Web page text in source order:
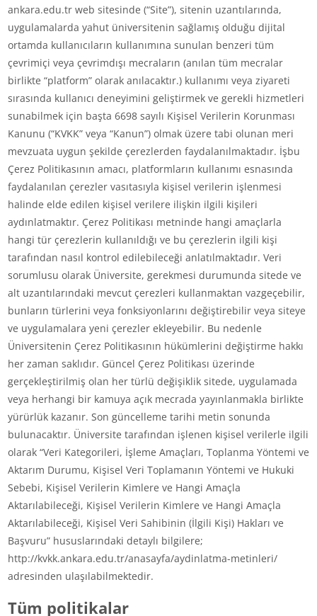
ankara.edu.tr web sitesinde (“Site”), sitenin uzantılarında,
uygulamalarda yahut üniversitenin sağlamış olduğu dijital
ortamda kullanıcıların kullanımına sunulan benzeri tüm
çevrimiçi veya çevrimdışı mecraların (anılan tüm mecralar
birlikte “platform” olarak anılacaktır.) kullanımı veya ziyareti
sırasında kullanıcı deneyimini geliştirmek ve gerekli hizmetleri
sunabilmek için başta 6698 sayılı Kişisel Verilerin Korunması
Kanunu (“KVKK” veya “Kanun”) olmak üzere tabi olunan meri
mevzuata uygun şekilde çerezlerden faydalanılmaktadır. İşbu
Çerez Politikasının amacı, platformların kullanımı esnasında
faydalanılan çerezler vasıtasıyla kişisel verilerin işlenmesi
halinde elde edilen kişisel verilere ilişkin ilgili kişileri
aydınlatmaktır. Çerez Politikası metninde hangi amaçlarla
hangi tür çerezlerin kullanıldığı ve bu çerezlerin ilgili kişi
tarafından nasıl kontrol edilebileceği anlatılmaktadır. Veri
sorumlusu olarak Üniversite, gerekmesi durumunda sitede ve
alt uzantılarındaki mevcut çerezleri kullanmaktan vazgeçebilir,
bunların türlerini veya fonksiyonlarını değiştirebilir veya siteye
ve uygulamalara yeni çerezler ekleyebilir. Bu nedenle
Üniversitenin Çerez Politikasının hükümlerini değiştirme hakkı
her zaman saklıdır. Güncel Çerez Politikası üzerinde
gerçekleştirilmiş olan her türlü değişiklik sitede, uygulamada
veya herhangi bir kamuya açık mecrada yayınlanmakla birlikte
yürürlük kazanır. Son güncelleme tarihi metin sonunda
bulunacaktır. Üniversite tarafından işlenen kişisel verilerle ilgili
olarak “Veri Kategorileri, İşleme Amaçları, Toplanma Yöntemi ve
Aktarım Durumu, Kişisel Veri Toplamanın Yöntemi ve Hukuki
Sebebi, Kişisel Verilerin Kimlere ve Hangi Amaçla
Aktarılabileceği, Kişisel Verilerin Kimlere ve Hangi Amaçla
Aktarılabileceği, Kişisel Veri Sahibinin (İlgili Kişi) Hakları ve
Başvuru” hususlarındaki detaylı bilgilere;
http://kvkk.ankara.edu.tr/anasayfa/aydinlatma-metinleri/
adresinden ulaşılabilmektedir.
Tüm politikalar